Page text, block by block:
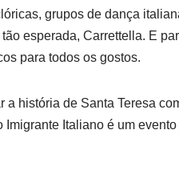
grupos de dança
esperada, Carrettella. E
para todos os gostos.
história de Santa Teresa
Italiano é um